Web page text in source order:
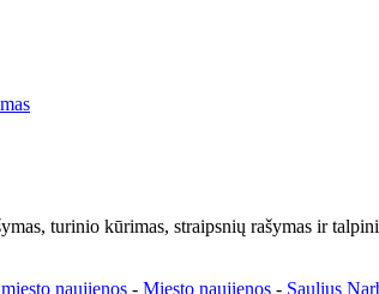
turinio kūrimas, straipsnių rašymas ir
naujienos - Miesto naujienos - Saulius